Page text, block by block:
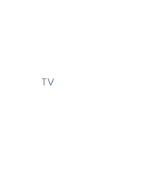
TV